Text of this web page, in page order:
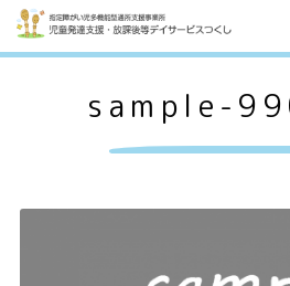
sample-